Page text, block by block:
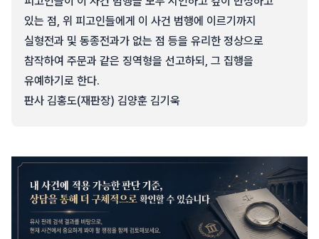
있는 점, 위 피고인들에게 이 사건 범행에 이르기까지
실형전과 및 동종전과가 없는 점 등을 유리한 정상으로
참작하여 주문과 같은 징역형을 선고하되, 그 집행을
유예하기로 한다.
판사 김홍도(재판장) 김양훈 김기욱